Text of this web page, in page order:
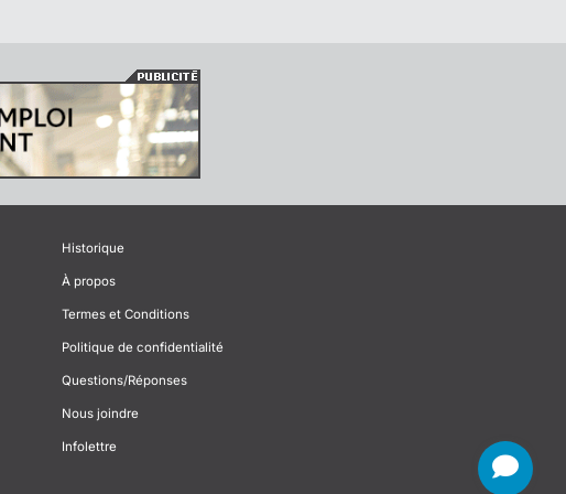
Historique
À propos
Termes et Conditions
Politique de confidentialité
Questions/Réponses
Nous joindre
Infolettre